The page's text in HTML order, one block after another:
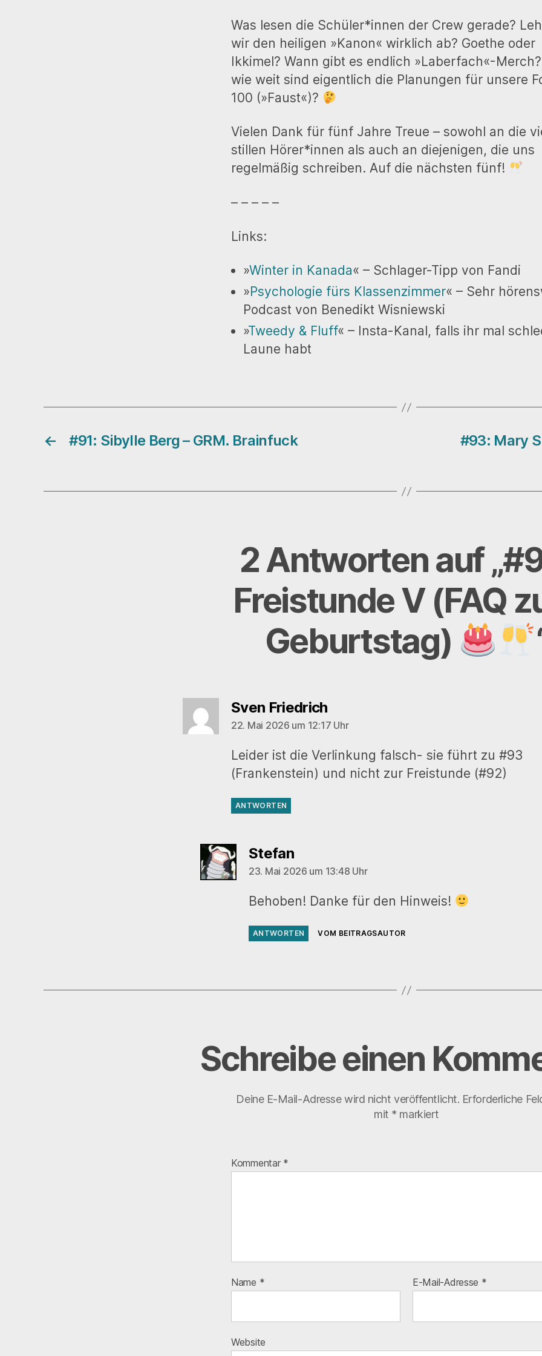
R
A
T
E
R
D
D
E
Was lesen die Schüler*innen der Crew gerade?
wir den heiligen »Kanon« wirklich ab? Goethe oder
Ikkimel? Wann gibt es endlich »Laberfach«-
wie weit sind eigentlich die Planungen für unsere
100 (»Faust«)?
Vielen Dank für fünf Jahre Treue – sowohl an die
stillen Hörer*innen als auch an diejenigen, die uns
regelmäßig schreiben. Auf die nächsten fünf!
– – – – –
Links:
»Winter in Kanada« – Schlager-Tipp von Fandi
»Psychologie fürs Klassenzimmer« – Sehr
Podcast von Benedikt Wisniewski
»Tweedy & Fluff« – Insta-Kanal, falls ihr mal
Laune habt
← #91: Sibylle Berg – GRM. Brainfuck #93: Mary
2 Antworten auf
Freistunde V (FAQ
Geburtstag)
Sven Friedrichsagt:
22. Mai 2026 um 12:17 Uhr
Leider ist die Verlinkung falsch- sie führt zu #93
(Frankenstein) und nicht zur Freistunde (#92)
ANTWORTEN
Stefansagt:
23. Mai 2026 um 13:48 Uhr
Behoben! Danke für den Hinweis!
ANTWORTEN VOM BEITRAGSAUTOR
Schreibe einen
Deine E-Mail-Adresse wird nicht veröffentlicht. Erforderliche
mit * markiert
Kommentar *
Name * E-Mail-Adresse *
Website